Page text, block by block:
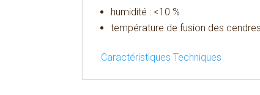
humidité : <10 %
température de fusion des
Caractéristiques Techniques